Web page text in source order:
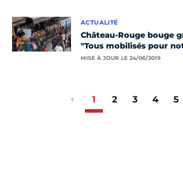
ACTUALITÉ
Château-Rouge bouge
"Tous mobilisés pour
MISE À JOUR LE 24/06/2019
1 2 3 4 5